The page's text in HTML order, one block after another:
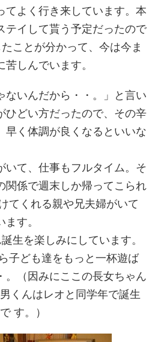
てよく行き来しています。本
テイして貰う予定だったので
ことが分かって、今は今ま
しんでいます。
ないんだから・・。」と言い
ひどい方だったので、その辛
早く体調が良くなるといいな
いて、仕事もフルタイム。そ
関係で週末しか帰ってこられ
てくれる親や兄夫婦がいて
す。
生を楽しみにしています。
子ども達をもっと一杯遊ば
。（因みにここの長女ちゃん
くんはレオと同学年で誕生
す。）